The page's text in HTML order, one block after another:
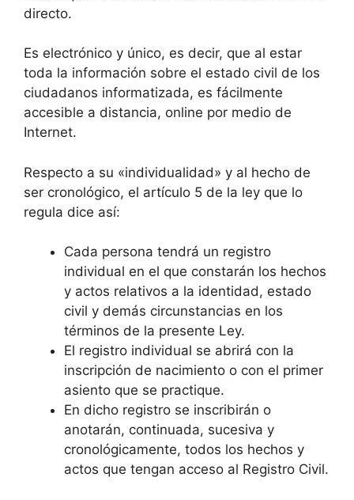
directo.
Es electrónico y único, es decir, que al estar
toda la información sobre el estado civil de los
ciudadanos informatizada, es fácilmente
accesible a distancia, online por medio de
Internet.
Respecto a su «individualidad» y al hecho de
ser cronológico, el artículo 5 de la ley que lo
regula dice así:
Cada persona tendrá un registro
individual en el que constarán los hechos
y actos relativos a la identidad, estado
civil y demás circunstancias en los
términos de la presente Ley.
El registro individual se abrirá con la
inscripción de nacimiento o con el primer
asiento que se practique.
En dicho registro se inscribirán o
anotarán, continuada, sucesiva y
cronológicamente, todos los hechos y
actos que tengan acceso al Registro Civil.